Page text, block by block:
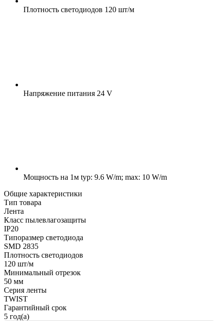
Плотность светодиодов 120 шт/м
Напряжение питания 24 V
Мощность на 1м typ: 9.6 W/m; max: 10 W/m
Общие характеристики
Тип товара
Лента
Класс пылевлагозащиты
IP20
Типоразмер светодиода
SMD 2835
Плотность светодиодов
120 шт/м
Минимальный отрезок
50 мм
Серия ленты
TWIST
Гарантийный срок
5 год(а)